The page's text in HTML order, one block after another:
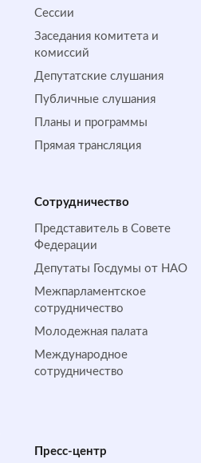
Сессии
Заседания комитета и
комиссий
Депутатские слушания
Публичные слушания
Планы и программы
Прямая трансляция
Сотрудничество
Представитель в Совете
Федерации
Депутаты Госдумы от НАО
Межпарламентское
сотрудничество
Молодежная палата
Международное
сотрудничество
Пресс-центр